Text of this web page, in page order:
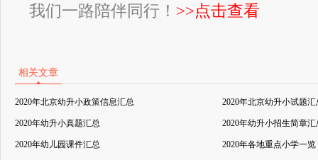
我们一路陪伴同行！ >>点击查看
相关文章
2020年北京幼升小政策信息汇总 2020年北京幼升小试题汇
2020年幼升小真题汇总 2020年幼升小招生简章汇
2020年幼儿园课件汇总 2020年各地重点小学一览